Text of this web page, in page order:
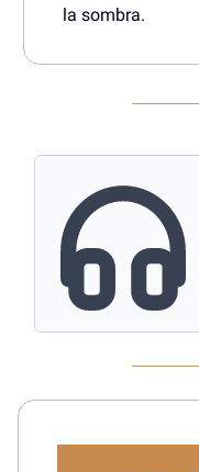
la sombra.